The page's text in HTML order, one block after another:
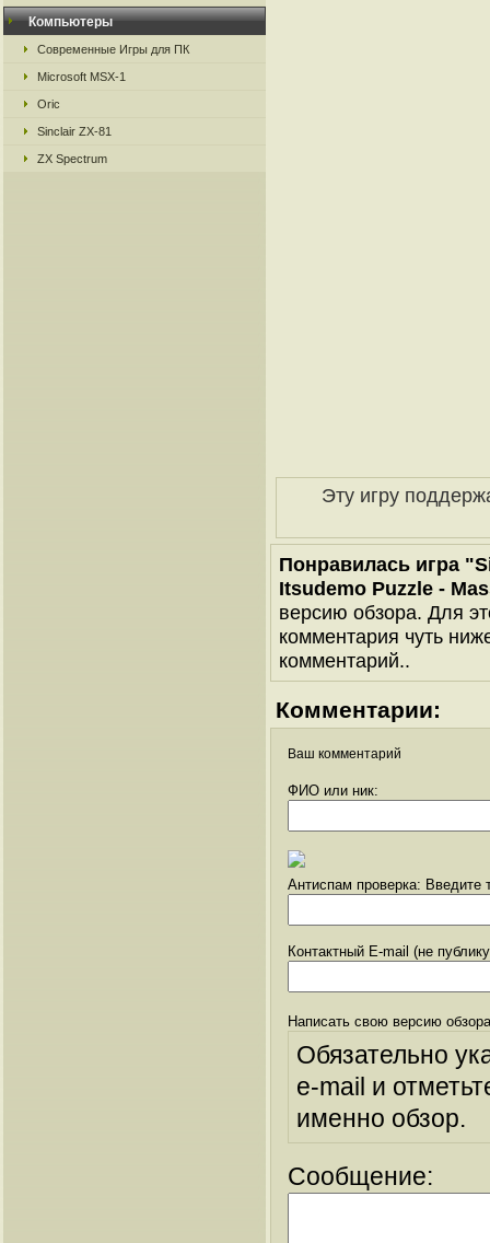
Компьютеры
Современные Игры для ПК
Microsoft MSX-1
Oric
Sinclair ZX-81
ZX Spectrum
Эту игру
Понравилась игра
Itsudemo Puzzle -
версию обзора. Для
комментария чуть
комментарий..
Комментарии:
Ваш комментарий
ФИО или ник:
Антиспам проверка: Введите
Контактный E-mail (не
Написать свою версию
Обязательно
e-mail и
именно обзор.
Сообщение: